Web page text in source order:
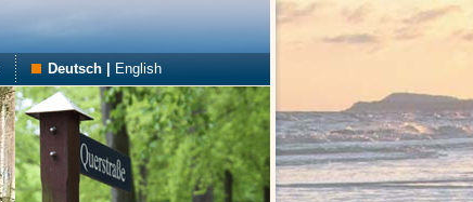
Deutsch English